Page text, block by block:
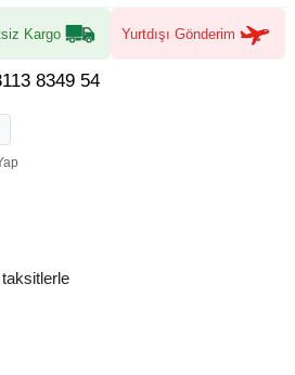
Kargo Yurtdışı Gönderim
8349 54